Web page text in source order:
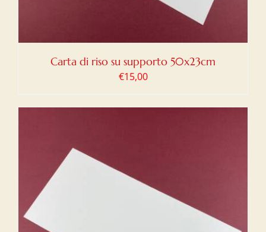
Carta di riso su supporto 50x23cm
€15,00